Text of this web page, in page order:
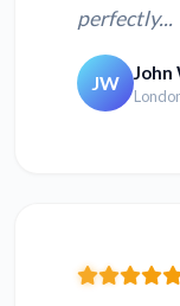
perfectly...
JW John